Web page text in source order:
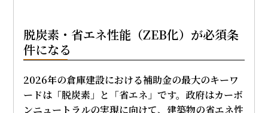
脱炭素・省エネ性能（ZEB化）が必須条
件になる
2026年の倉庫建設における補助金の最大のキーワ
ードは「脱炭素」と「省エネ」です。政府はカーボ
ンニュートラルの実現に向けて、建築物の省エネ性